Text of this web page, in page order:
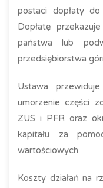
postaci dopłaty do
Dopłatę
państwa lub
przedsiębiorstwa
Ustawa
umorzenie części
ZUS i PFR oraz
kapitału za
wartościowych.
Koszty działań na